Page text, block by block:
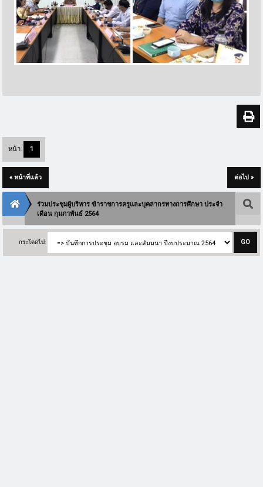
หน้า: 1
« หน้าที่แล้ว ต่อไป »
ร่วมประชุมผู้บริหาร ข้าราชการครูและบุคลากรทางการศึกษา ประจำ
เดือน กุมภาพันธ์ 2564
กระโดดไป: